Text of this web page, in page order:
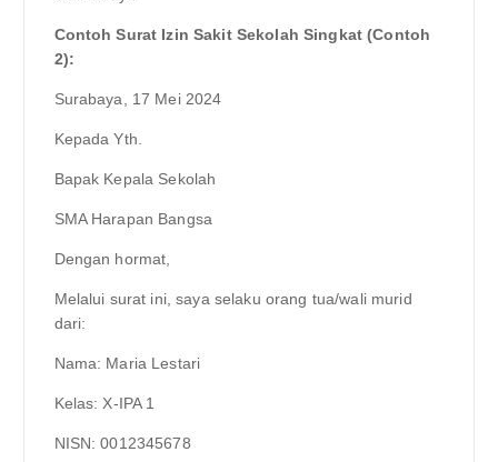
Contoh Surat Izin Sakit Sekolah Singkat (Contoh
2):
Surabaya, 17 Mei 2024
Kepada Yth.
Bapak Kepala Sekolah
SMA Harapan Bangsa
Dengan hormat,
Melalui surat ini, saya selaku orang tua/wali murid
dari:
Nama: Maria Lestari
Kelas: X-IPA 1
NISN: 0012345678